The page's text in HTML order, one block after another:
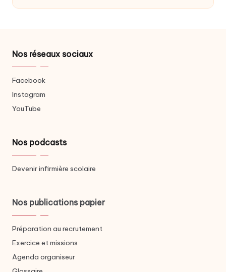
Nos réseaux sociaux
Facebook
Instagram
YouTube
Nos podcasts
Devenir infirmière scolaire
Nos publications papier
Préparation au recrutement
Exercice et missions
Agenda organiseur